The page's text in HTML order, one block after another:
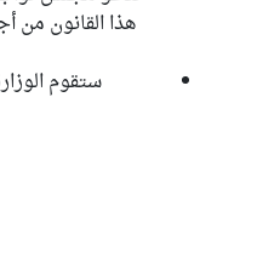
هذا القانون من
ستقوم6